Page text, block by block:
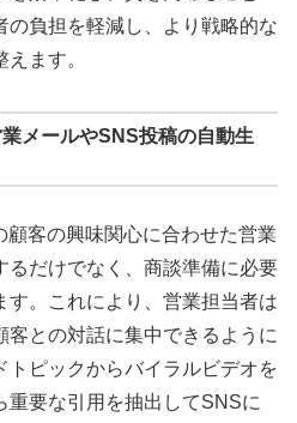
の負担を軽減し、より戦略的な
ます。
メールやSNS投稿の自動生
客の興味関心に合わせた営業
るだけでなく、商談準備に必要
す。これにより、営業担当者は
との対話に集中できるように
トピックからバイラルビデオを
重要な引用を抽出してSNSに